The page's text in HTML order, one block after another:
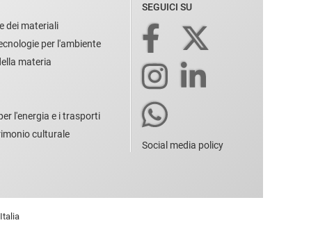
dei materiali
per l'ambiente
materia
l'energia e i trasporti
culturale
SEGUICI SU
Social media policy